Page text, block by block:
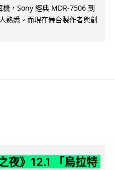
，Sony 經典 MDR-7506 到
熟悉。而現在舞台製作者與創
夜》12.1 「烏拉特